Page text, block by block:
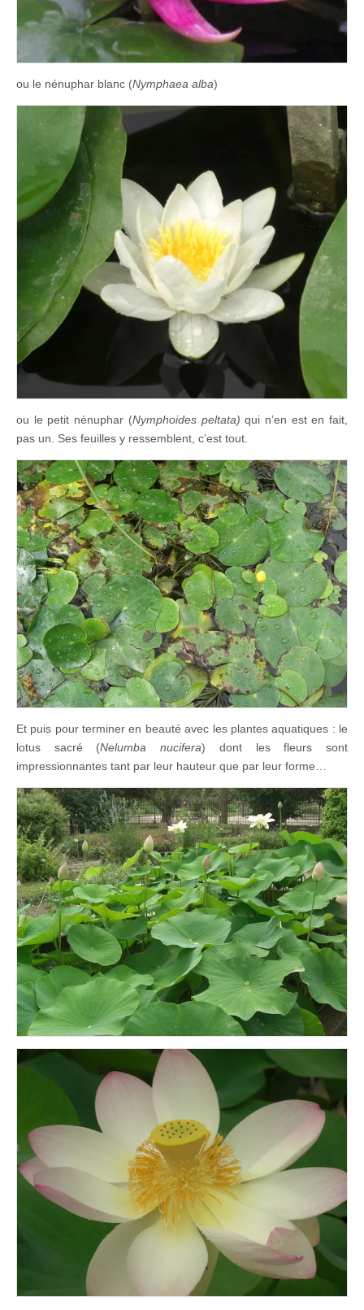
ou le nénuphar blanc (Nymphaea alba)
ou le petit nénuphar (Nymphoides peltata)qui n’en est en fait,
pas un. Ses feuilles y ressemblent, c’est tout.
Et puis pour terminer en beauté avec les plantes aquatiques : le
lotus sacré (Nelumba nucifera) dont les fleurs sont
impressionnantes tant par leur hauteur que par leur forme…